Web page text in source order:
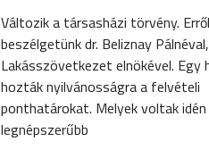
Változik a társasházi törvény. Erről
beszélgetünk dr. Beliznay
Lakásszövetkezet elnökével. Egy
hozták nyilvánosságra a felvételi
ponthatárokat. Melyek voltak
legnépszerűbb